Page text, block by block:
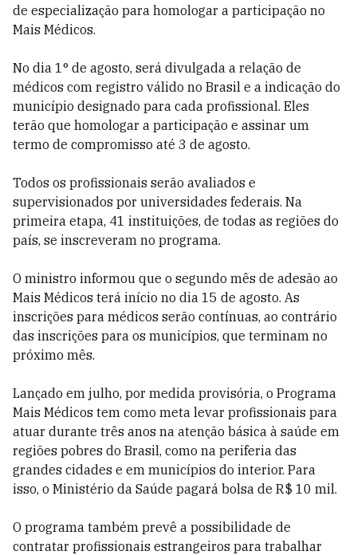
de especialização para homologar a participação no
Mais Médicos.
No dia 1° de agosto, será divulgada a relação de
médicos com registro válido no Brasil e a indicação do
município designado para cada profissional. Eles
terão que homologar a participação e assinar um
termo de compromisso até 3 de agosto.
Todos os profissionais serão avaliados e
supervisionados por universidades federais. Na
primeira etapa, 41 instituições, de todas as regiões do
país, se inscreveram no programa.
O ministro informou que o segundo mês de adesão ao
Mais Médicos terá início no dia 15 de agosto. As
inscrições para médicos serão contínuas, ao contrário
das inscrições para os municípios, que terminam no
próximo mês.
Lançado em julho, por medida provisória, o Programa
Mais Médicos tem como meta levar profissionais para
atuar durante três anos na atenção básica à saúde em
regiões pobres do Brasil, como na periferia das
grandes cidades e em municípios do interior. Para
isso, o Ministério da Saúde pagará bolsa de R$ 10 mil.
O programa também prevê a possibilidade de
contratar profissionais estrangeiros para trabalhar